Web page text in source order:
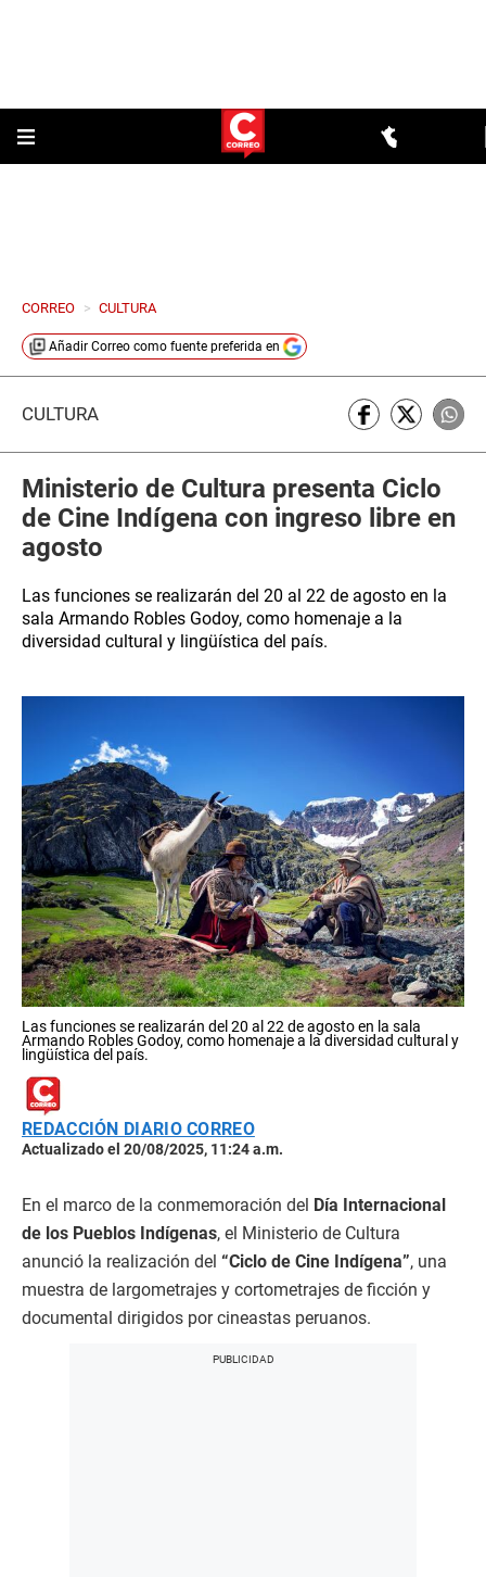
CORREO > CULTURA
Añadir Correo como fuente preferida en
CULTURA
Ministerio de Cultura presenta Ciclo
de Cine Indígena con ingreso libre en
agosto
Las funciones se realizarán del 20 al 22 de agosto en la
sala Armando Robles Godoy, como homenaje a la
diversidad cultural y lingüística del país.
Las funciones se realizarán del 20 al 22 de agosto en la sala
Armando Robles Godoy, como homenaje a la diversidad cultural y
lingüística del país.
REDACCIÓN DIARIO CORREO
Actualizado el 20/08/2025, 11:24 a.m.
En el marco de la conmemoración del Día Internacional
de los Pueblos Indígenas, el Ministerio de Cultura
anunció la realización del “Ciclo de Cine Indígena”, una
muestra de largometrajes y cortometrajes de ficción y
documental dirigidos por cineastas peruanos.